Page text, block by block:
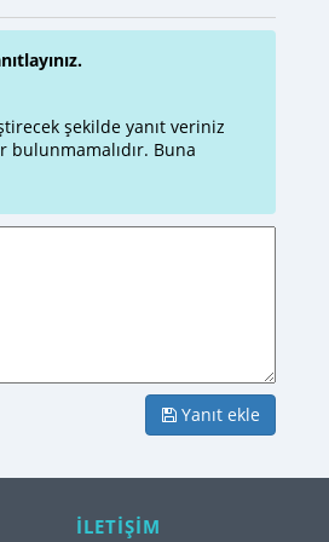
şekilde yanıt veriniz
bulunmamalıdır. Buna
Yanıt ekle
İLETİŞİM